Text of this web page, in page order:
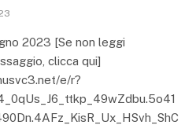
2023 [Se non leggi
clicca qui]
e/r?